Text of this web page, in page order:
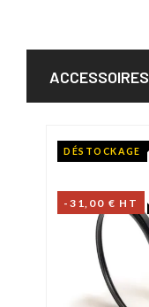
ACCESSOIRES
DÉSTOCKAGE
-31,00 € HT